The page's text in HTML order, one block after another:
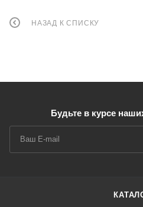
НАЗАД К СПИСКУ
Будьте в курсе